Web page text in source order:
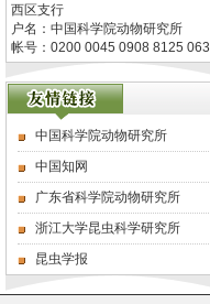
西区支行
户名：中国科学院动物研究所
帐号：0200 0045 0908 8125 063
中国科学院动物研究所
中国知网
广东省科学院动物研究所
浙江大学昆虫科学研究所
昆虫学报